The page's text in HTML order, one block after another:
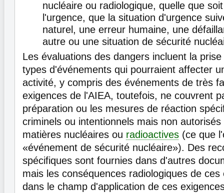
nucléaire ou radiologique, quelle que
l'urgence, que la situation d'urgence
naturel, une erreur humaine, une
autre ou une situation de sécurité
Les évaluations des dangers incluent la
types d'événements qui pourraient affecter
activité, y compris des événements de très
exigences de l'AIEA, toutefois, ne couvrent
préparation ou les mesures de réaction
criminels ou intentionnels mais non
matières nucléaires ou radioactives (ce que
«événement de sécurité nucléaire»). Des
spécifiques sont fournies dans d'autres
mais les conséquences radiologiques de
dans le champ d'application de ces